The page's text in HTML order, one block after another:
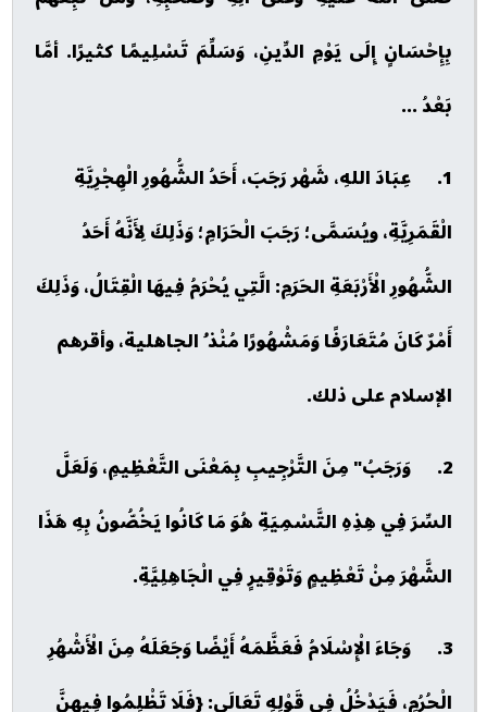
بِإِحْسَانٍ إِلَى يَوْمِ الدِّينِ، وَسَلِّمَ تَسْلِيمًا كثيرًا. أمَّا
بَعْدُ ...
1. عِبَادَ اللهِ، شَهْر رَجَبَ، أَحَدُ الشُّهُورِ الْهِجْرِيَّةِ
الْقَمَرِيَّةِ، ويُسَمَّى؛ رَجَبَ الْحَرَامِ؛ وَذَلِكَ لِأَنَّهُ أَحَدُ
الشُّهُورِ الْأَرْبَعَةِ الحَرَمِ: الَّتِي يُحْرَمُ فِيهَا الْقِتَالُ، وَذَلِكَ
أَمْرٌ كَانَ مُتَعَارَفًا وَمَشْهُورًا مُنْذ ُ الجاهلية، وأقرهم
الإسلام على ذلك.
2. وَرَجَبُ" مِنَ التَّرْجِيبِ بِمَعْنَى التَّعْظِيمِ، وَلَعَلَّ
السِّرَ فِي هِذِهِ التَّسْمِيَةِ هُوَ مَا كَانُوا يَخُصُّونُ بِهِ هَذَا
الشَّهْرَ مِنْ تَعْظِيمٍ وَتَوْقِيرٍ فِي الْجَاهِلِيَّةِ.
3. وَجَاءَ الْإِسْلَامُ فَعَظَّمَهُ أَيْضًا وَجَعَلَهُ مِنَ الْأَشْهُرِ
الْحُرُمِ، فَيَدْخُلُ فِي قَوْلِهِ تَعَالَى: {فَلَا تَظْلِمُوا فِيهِنَّ